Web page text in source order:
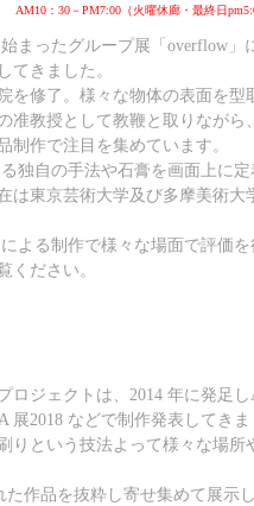
AM10：30－PM7:00（火曜休廊・最終日
まったグループ展「overflow
てきました。
を修了。様々な物体の表面を型
准教授として教鞭と取りなが
制作で注目を集めています。
独自の手法や石膏を画面上に
は東京芸術大学及び多摩美術
よる制作で様々な場面で評価
ください。
ロジェクトは、2014 年に発足
展2018 などで制作発表してきま
りという技法よって様々な場
た作品を抜粋し寄せ集めて展示